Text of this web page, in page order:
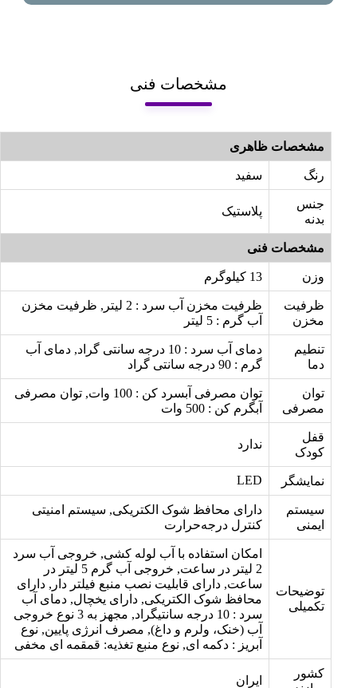
مشخصات فنی
مشخصات ظاهری
رنگ سفید
جنس
بدنه
پلاستیک
مشخصات فنی
وزن 13 کیلوگرم
ظرفیت
مخزن
ظرفیت مخزن آب سرد : 2 لیتر, ظرفیت مخزن
آب گرم : 5 لیتر
تنطیم
دما
دمای آب سرد : 10 درجه سانتی گراد, دمای آب
گرم : 90 درجه سانتی گراد
توان
مصرفی
توان مصرفی آبسرد کن : 100 وات, توان مصرفی
آبگرم کن : 500 وات
قفل
کودک
ندارد
نمایشگر LED
سیستم
ایمنی
دارای محافظ شوک الکتریکی, سيستم امنيتی
کنترل درجه‌حرارت
توضیحات
تکمیلی
امکان استفاده با آب لوله کشی, خروجی آب سرد
2 لیتر در ساعت, خروجی آب گرم 5 لیتر در
ساعت, دارای قابلیت نصب منبع فیلتر دار, دارای
محافظ شوک الکتریکی, دارای یخچال, دمای آب
سرد : 10 درجه سانتیگراد, مجهز به 3 نوع خروجی
آب (خنک، ولرم و داغ), مصرف انرژی پایین, نوع
آبریز : دکمه ای, نوع منبع تغذیه: قمقمه ای مخفی
کشور
ایران